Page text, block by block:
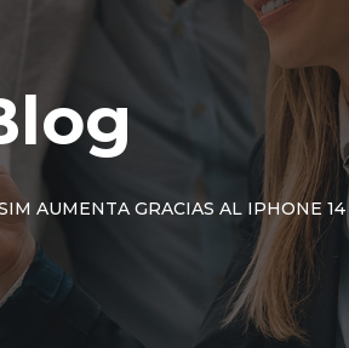
AUMENTA GRACIAS AL IPHONE 14